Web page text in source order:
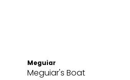
Meguiar
Meguiar's Boat